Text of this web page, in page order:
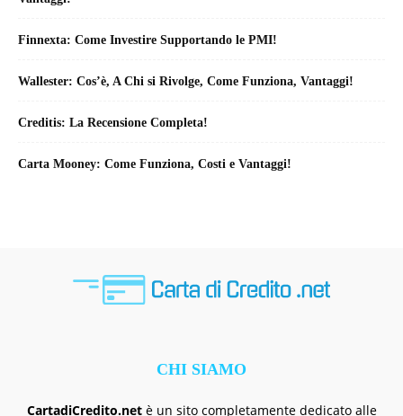
Finnexta: Come Investire Supportando le PMI!
Wallester: Cos’è, A Chi si Rivolge, Come Funziona, Vantaggi!
Creditis: La Recensione Completa!
Carta Mooney: Come Funziona, Costi e Vantaggi!
CHI SIAMO
CartadiCredito.netè un sito completamente dedicato alle